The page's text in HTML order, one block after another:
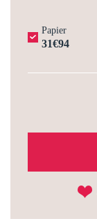
Papier
31€94